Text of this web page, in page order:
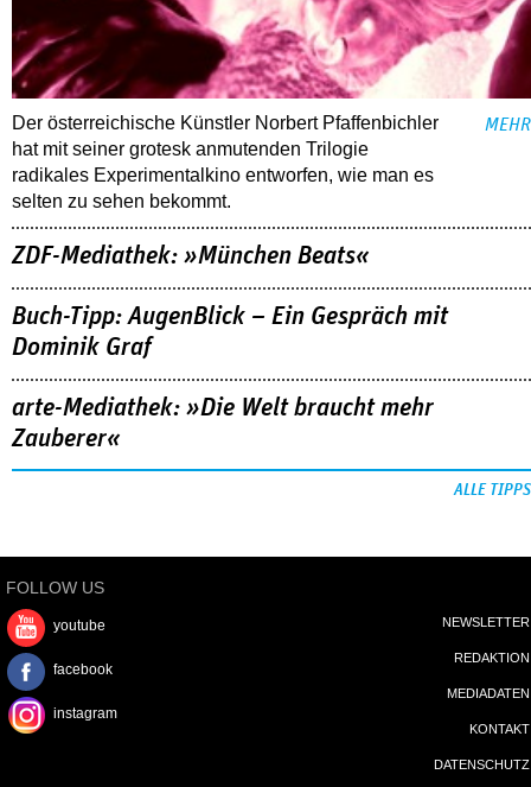
Der österreichische Künstler Norbert Pfaffenbichler
hat mit seiner grotesk anmutenden Trilogie
radikales Experimentalkino entworfen, wie man es
selten zu sehen bekommt.
MEHR
ZDF-Mediathek: »München Beats«
Buch-Tipp: AugenBlick – Ein Gespräch mit
Dominik Graf
arte-Mediathek: »Die Welt braucht mehr
Zauberer«
ALLE TIPPS
FOLLOW US
youtube
facebook
instagram
NEWSLETTER
REDAKTION
MEDIADATEN
KONTAKT
DATENSCHUTZ